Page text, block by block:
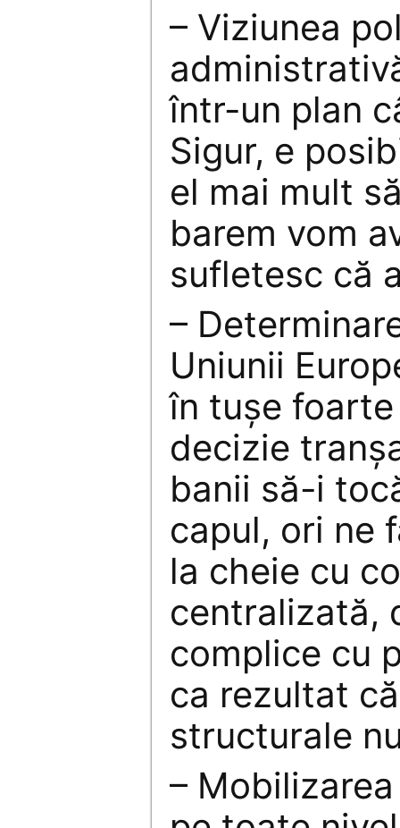
– Viziunea
într-un plan
Sigur, e
el mai mult
barem vom
sufletesc că
–
Uniunii
în tușe
decizie
banii să-i
capul, ori ne
la cheie cu
centralizată,
complice cu
ca rezultat
structurale
–